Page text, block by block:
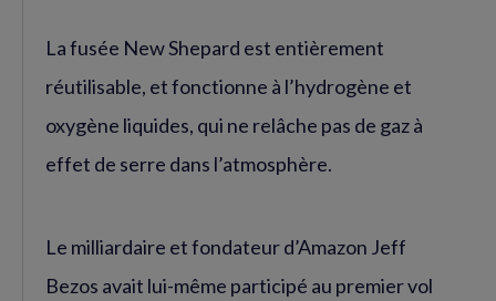
La fusée New Shepard est entièrement
réutilisable, et fonctionne à l’hydrogène et
oxygène liquides, qui ne relâche pas de gaz à
effet de serre dans l’atmosphère.
Le milliardaire et fondateur d’Amazon Jeff
Bezos avait lui-même participé au premier vol